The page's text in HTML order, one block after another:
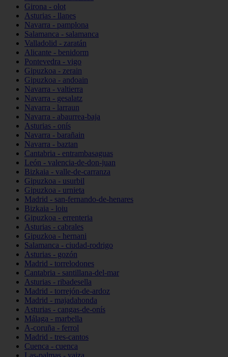
Girona - olot
Asturias - llanes
Navarra - pamplona
Salamanca - salamanca
Valladolid - zaratán
Alicante - benidorm
Pontevedra - vigo
Gipuzkoa - zerain
Gipuzkoa - andoain
Navarra - valtierra
Navarra - gesalatz
Navarra - larraun
Navarra - abaurrea-baja
Asturias - onís
Navarra - barañain
Navarra - baztan
Cantabria - entrambasaguas
León - valencia-de-don-juan
Bizkaia - valle-de-carranza
Gipuzkoa - usurbil
Gipuzkoa - urnieta
Madrid - san-fernando-de-henares
Bizkaia - loiu
Gipuzkoa - errenteria
Asturias - cabrales
Gipuzkoa - hernani
Salamanca - ciudad-rodrigo
Asturias - gozón
Madrid - torrelodones
Cantabria - santillana-del-mar
Asturias - ribadesella
Madrid - torrejón-de-ardoz
Madrid - majadahonda
Asturias - cangas-de-onís
Málaga - marbella
A-coruña - ferrol
Madrid - tres-cantos
Cuenca - cuenca
Las-palmas - yaiza